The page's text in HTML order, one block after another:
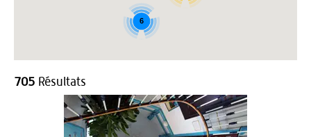
6
705 Résultats